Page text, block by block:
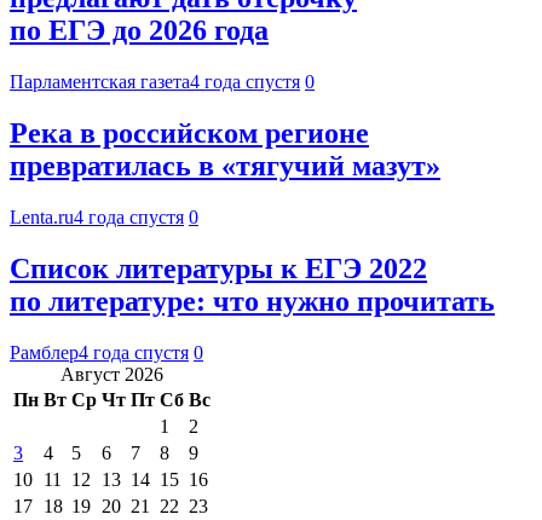
по ЕГЭ до 2026 года
Парламентская газета4 года спустя 0
Река в российском регионе
превратилась в «тягучий мазут»
Lenta.ru4 года спустя 0
Список литературы к ЕГЭ 2022
по литературе: что нужно прочитать
Рамблер4 года спустя 0
Август 2026
Пн Вт Ср Чт Пт Сб Вс
1
2
3
4 5 6 7 8
9
10 11 12 13 14 15 16
17 18 19 20 21 22 23